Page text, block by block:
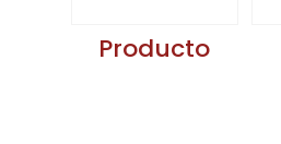
Producto